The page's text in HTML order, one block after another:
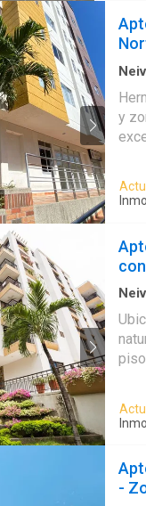
agua
y zonas
agua
·
-